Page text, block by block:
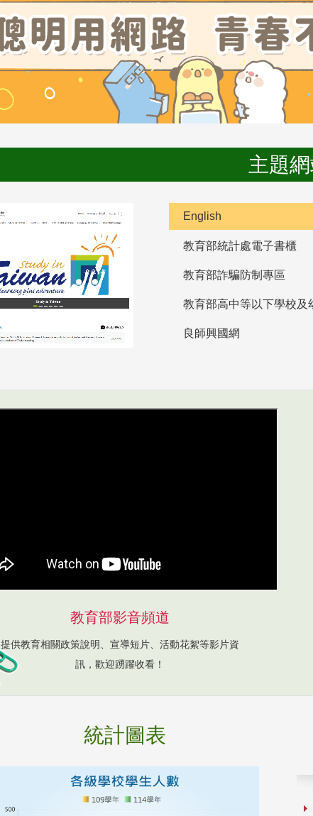
主題
English
教育部統計處電子書櫃
教育部詐騙防制專區
良師興國網
教育部影音頻道
提供教育相關政策說明、宣導短片、活動花絮等影片資
訊，歡迎踴躍收看！
統計圖表